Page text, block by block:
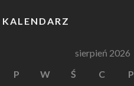
KALENDARZ
sierpień 2026
P
W Ś C P